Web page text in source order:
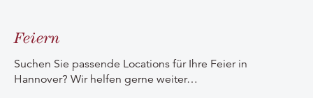
Feiern
Suchen Sie passende Locations für Ihre Feier in
Hannover? Wir helfen gerne weiter…